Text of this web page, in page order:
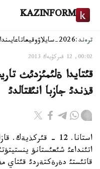
KAZINFORM
ترەند:2026-سايلاۋ وقيعا
00:02, 12 قىركۇيەك 2013
قذندئ جازبا انئقتالدئ
استانا. 12 -
اتئنداعئ شئعئستانؤ